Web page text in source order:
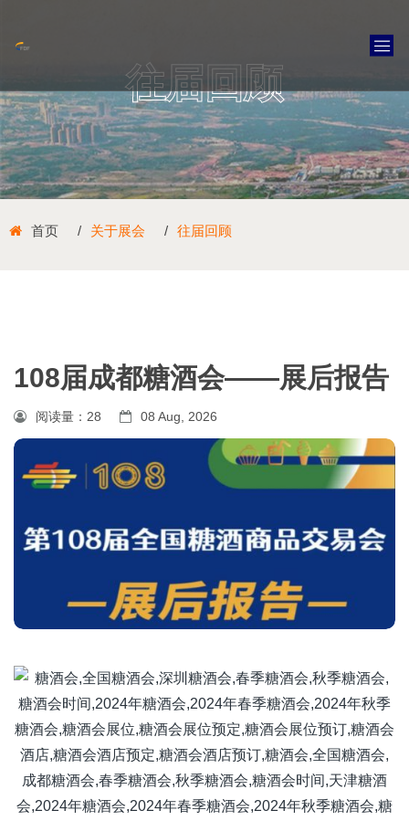
往届回顾
首页 关于展会 往届回顾
108届成都糖酒会——展后报告
阅读量： 28 08 Aug, 2026